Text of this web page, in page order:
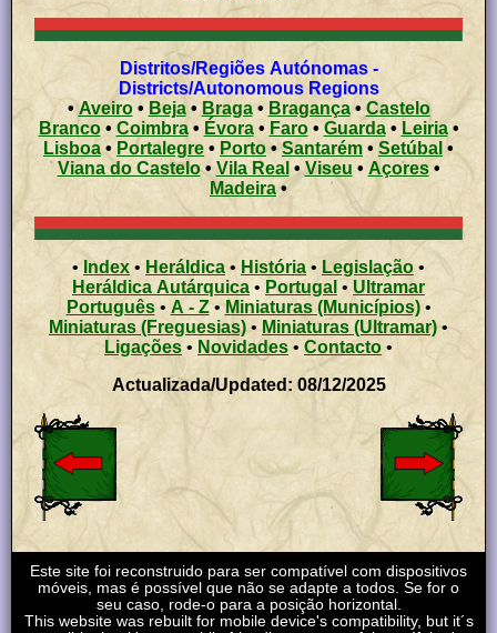
Distritos/Regiões Autónomas -
Districts/Autonomous Regions
• Aveiro• Beja• Braga• Bragança• Castelo
Branco• Coimbra• Évora• Faro• Guarda• Leiria•
Lisboa• Portalegre • Porto •Santarém • Setúbal •
Viana do Castelo•Vila Real •Viseu • Açores •
Madeira •
• Index • Heráldica • História • Legislação •
Heráldica Autárquica • Portugal •Ultramar
Português• A - Z•Miniaturas (Municípios)•
Miniaturas (Freguesias)• Miniaturas (Ultramar)•
Ligações • Novidades • Contacto •
Actualizada/Updated: 08/12/2025
Este site foi reconstruido para ser compatível com dispositivos
móveis, mas é possível que não se adapte a todos. Se for o
seu caso, rode-o para a posição horizontal.
This website was rebuilt for mobile device's compatibility, but it´s